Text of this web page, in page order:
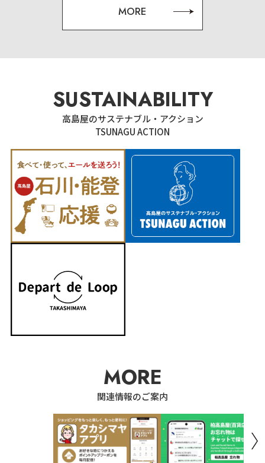
MORE
SUSTAINABILITY
高島屋のサステナブル・アクション
TSUNAGU ACTION
MORE
関連情報のご案内